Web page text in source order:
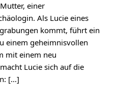
einer
Als Lucie eines
kommt, führt ein
einem geheimnisvollen
mit einem neu
Lucie sich auf die
[…]